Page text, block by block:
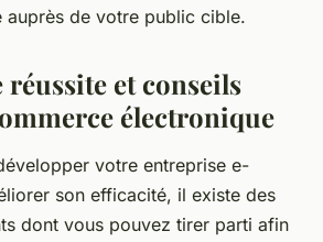
auprès de votre public cible.
réussite et conseils
électronique
votre entreprise e-
son efficacité, il existe des
dont vous pouvez tirer parti afin